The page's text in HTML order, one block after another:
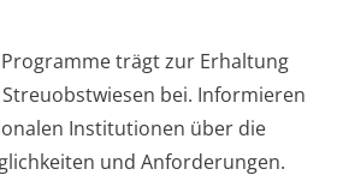
trägt zur Erhaltung
bei. Informieren
Institutionen über die
und Anforderungen.